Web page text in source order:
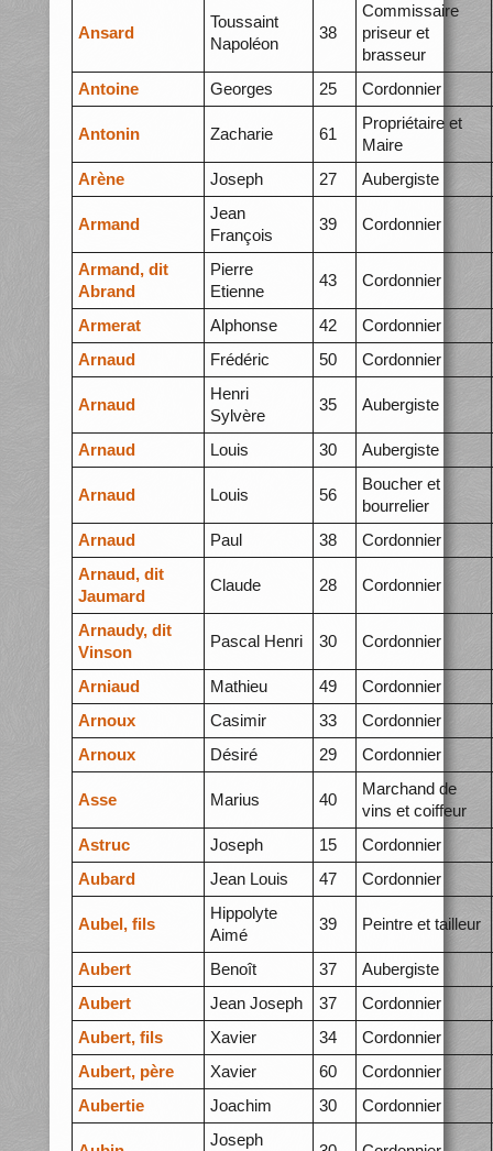
Ansard
Toussaint
Napoléon
38
Commissaire
priseur et
brasseur
Antoine
Georges 25 Cordonnier
Antonin Zacharie 61
Propriétaire et
Maire
Arène
Joseph 27 Aubergiste
Armand
Jean
François
39 Cordonnier
Armand, dit
Abrand
Pierre
Etienne
43 Cordonnier
Armerat Alphonse 42
Cordonnier
Arnaud
Frédéric 50 Cordonnier
Arnaud
Henri
Sylvère
35 Aubergiste
Arnaud Louis 30 Aubergiste
Arnaud Louis 56
Boucher et
bourrelier
Arnaud
Paul 38
Cordonnier
Arnaud, dit
Jaumard
Claude 28 Cordonnier
Arnaudy, dit
Vinson
Pascal Henri 30 Cordonnier
Arniaud Mathieu 49
Cordonnier
Arnoux
Casimir 33
Cordonnier
Arnoux
Désiré 29 Cordonnier
Asse Marius 40
Marchand de
vins et coiffeur
Astruc
Joseph 15
Cordonnier
Aubard
Jean Louis 47 Cordonnier
Aubel, fils
Hippolyte
Aimé
39 Peintre et tailleur
Aubert Benoît 37
Aubergiste
Aubert
Jean Joseph 37
Cordonnier
Aubert, fils
Xavier 34
Cordonnier
Aubert, père
Xavier 60
Cordonnier
Aubertie
Joachim 30 Cordonnier
Joseph